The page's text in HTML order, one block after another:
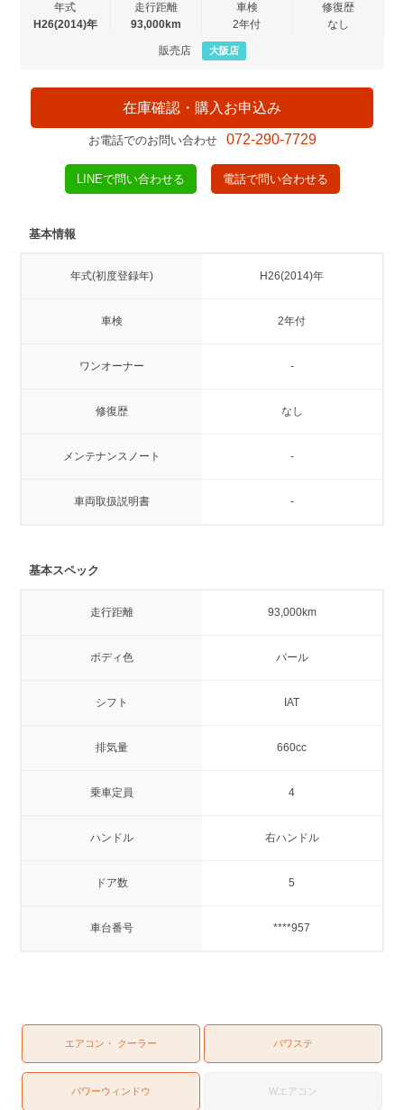
年式
H26(2014)年
走行距離
93,000km
車検
2年付
修復歴
なし
販売店 大阪店
在庫確認・購入お申込み
お電話でのお問い合わせ 072-290-7729
LINEで問い合わせる 電話で問い合わせる
基本情報
年式(初度登録年) H26(2014)年
車検 2年付
ワンオーナー -
修復歴 なし
メンテナンスノート -
車両取扱説明書 -
基本スペック
走行距離 93,000km
ボディ色 パール
シフト IAT
排気量 660cc
乗車定員 4
ハンドル 右ハンドル
ドア数 5
車台番号 ****957
エアコン・ クーラー パワステ
パワーウィンドウ Wエアコン